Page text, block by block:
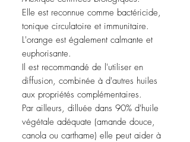
Elle est reconnue comme bactéricide,
tonique circulatoire et immunitaire.
L'orange est également calmante et
euphorisante.
Il est recommandé de l'utiliser en
diffusion, combinée à d'autres huiles
aux propriétés complémentaires.
Par ailleurs, dilluée dans 90% d'huile
végétale adéquate (amande douce,
canola ou carthame) elle peut aider à